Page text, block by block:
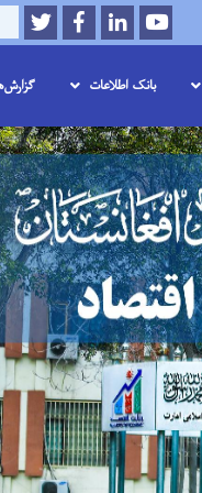
Skip
to
main
content
Youtube
LinkedIn
Facebook
Search
بانک اطلاعات